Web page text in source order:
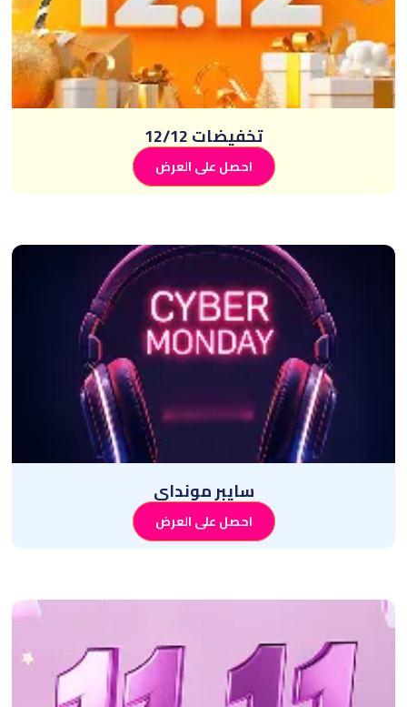
تخفيضات 12/12
احصل على العرض
سايبر مونداي
احصل على العرض